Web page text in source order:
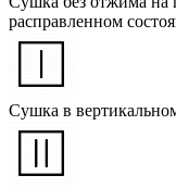
расправленном
Сушка в